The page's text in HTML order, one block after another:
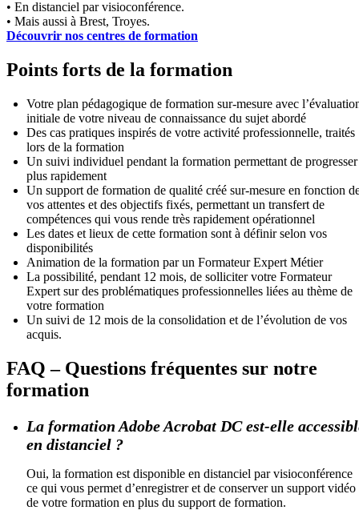
• En distanciel par visioconférence.
• Mais aussi à Brest, Troyes.
Découvrir nos centres de formation
Points forts de la formation
Votre plan pédagogique de formation sur-mesure avec
initiale de votre niveau de connaissance du sujet abordé
Des cas pratiques inspirés de votre activité professionnelle, traités
lors de la formation
Un suivi individuel pendant la formation permettant de progresser
plus rapidement
Un support de formation de qualité créé sur-mesure en fonction
vos attentes et des objectifs fixés, permettant un transfert de
compétences qui vous rende très rapidement opérationnel
Les dates et lieux de cette formation sont à définir selon vos
disponibilités
Animation de la formation par un Formateur Expert Métier
La possibilité, pendant 12 mois, de solliciter votre Formateur
Expert sur des problématiques professionnelles liées au thème de
votre formation
Un suivi de 12 mois de la consolidation et de l’évolution de vos
acquis.
FAQ – Questions fréquentes sur notre
formation
La formation Adobe Acrobat DC est-elle
en distanciel ?
Oui, la formation est disponible en distanciel par visioconférence
ce qui vous permet d’enregistrer et de conserver un support vidéo
de votre formation en plus du support de formation.